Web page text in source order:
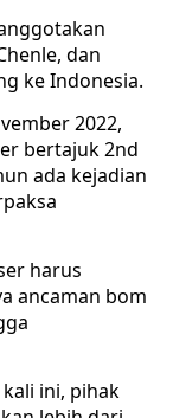
dan
ke Indonesia.
2022,
bertajuk 2nd
ada kejadian
harus
ancaman bom
ini, pihak